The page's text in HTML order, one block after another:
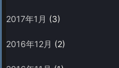
2017年1月 (3)
2016年12月 (2)